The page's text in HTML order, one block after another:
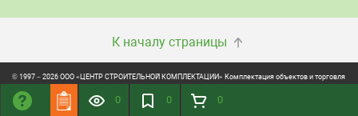
0 0 0
К началу страницы
© 1997 – 2026 ООО «ЦЕНТР СТРОИТЕЛЬНОЙ КОМПЛЕКТАЦИИ» Комплектация объектов и торговля
ONVOLGA: Создание сайтов. Обслуживание и продвижение сайтов.